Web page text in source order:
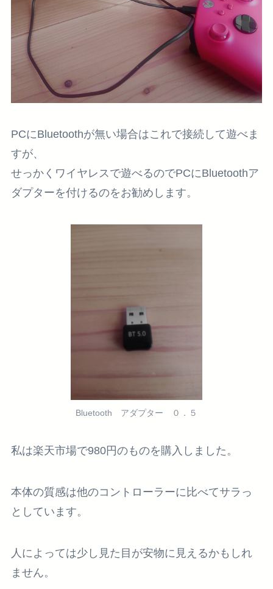
PCにBluetoothが無い場合はこれで接続して遊べま
すが、
せっかくワイヤレスで遊べるのでPCにBluetoothア
ダプターを付けるのをお勧めします。
Bluetooth アダプター ０．５
私は楽天市場で980円のものを購入しました。
本体の質感は他のコントローラーに比べてサラっ
としています。
人によっては少し見た目が安物に見えるかもしれ
ません。